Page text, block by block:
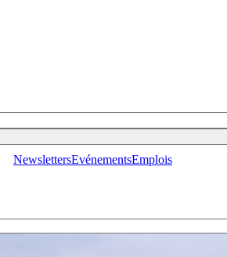
NewslettersEvénementsEmplois